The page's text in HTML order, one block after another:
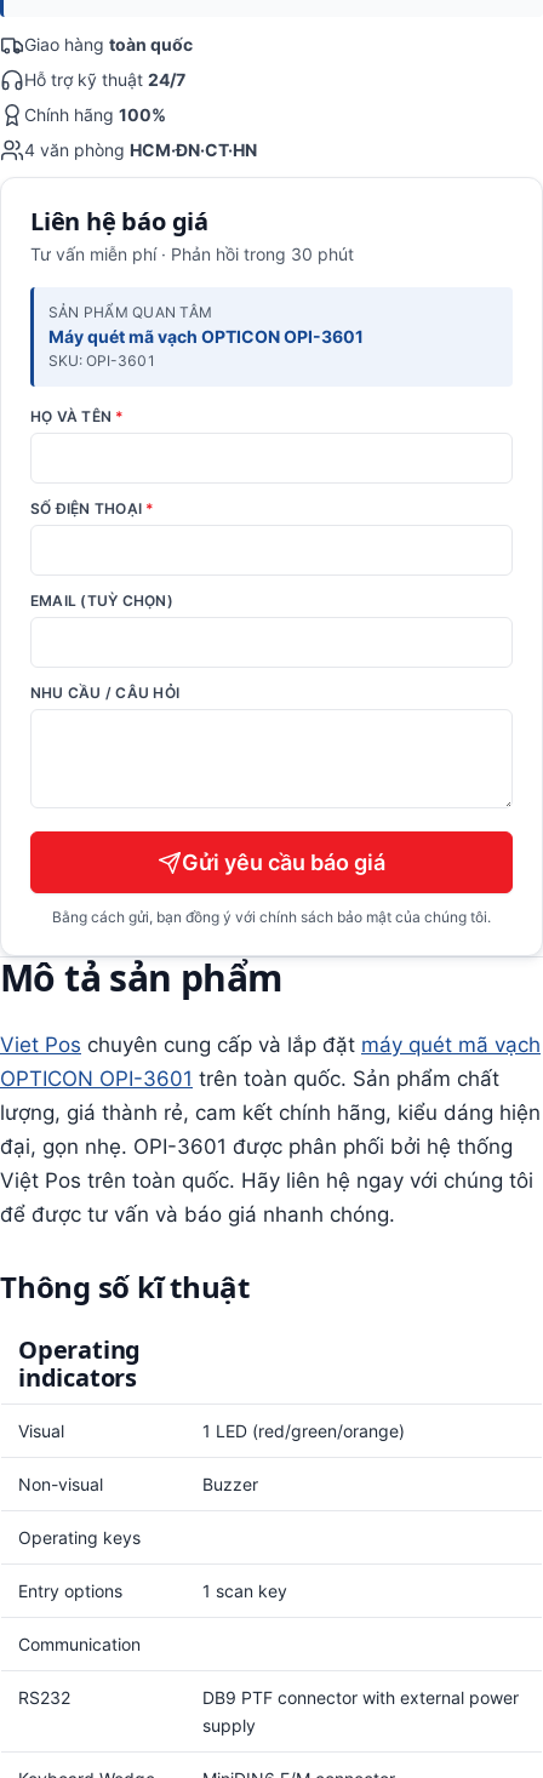
Giao hàng toàn quốc
Hỗ trợ kỹ thuật 24/7
Chính hãng 100%
4 văn phòng HCM·ĐN·CT·HN
Liên hệ báo giá
Tư vấn miễn phí · Phản hồi trong 30 phút
SẢN PHẨM QUAN TÂM
Máy quét mã vạch OPTICON OPI-3601
SKU: OPI-3601
HỌ VÀ TÊN *
SỐ ĐIỆN THOẠI *
EMAIL (TUỲ CHỌN)
NHU CẦU / CÂU HỎI
Gửi yêu cầu báo giá
Bằng cách gửi, bạn đồng ý với chính sách bảo mật của chúng tôi.
Mô tả sản phẩm
Viet Pos chuyên cung cấp và lắp đặt máy quét mã vạch
OPTICON OPI-3601 trên toàn quốc. Sản phẩm chất
lượng, giá thành rẻ, cam kết chính hãng, kiểu dáng hiện
đại, gọn nhẹ. OPI-3601 được phân phối bởi hệ thống
Việt Pos trên toàn quốc. Hãy liên hệ ngay với chúng tôi
để được tư vấn và báo giá nhanh chóng.
Thông số kĩ thuật
Operating
indicators
Visual 1 LED (red/green/orange)
Non-visual Buzzer
Operating keys
Entry options 1 scan key
Communication
RS232
DB9 PTF connector with external power
supply